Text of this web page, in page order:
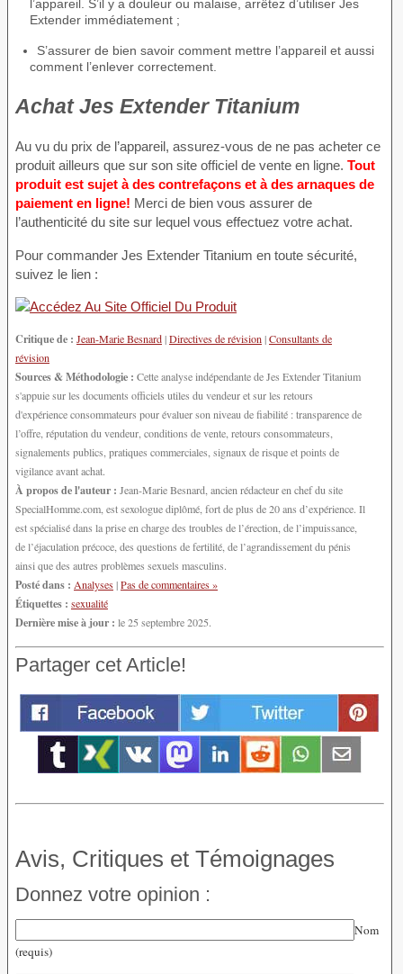
l’appareil. S’il y a douleur ou malaise, arrêtez d’utiliser Jes
Extender immédiatement ;
S’assurer de bien savoir comment mettre l’appareil et aussi
comment l’enlever correctement.
Achat Jes Extender Titanium
Au vu du prix de l’appareil, assurez-vous de ne pas acheter ce
produit ailleurs que sur son site officiel de vente en ligne. Tout
produit est sujet à des contrefaçons et à des arnaques de
paiement en ligne! Merci de bien vous assurer de
l’authenticité du site sur lequel vous effectuez votre achat.
Pour commander Jes Extender Titanium en toute sécurité,
suivez le lien :
Critique de : Jean-Marie Besnard|Directives de révision|Consultants de
révision
Sources & Méthodologie : Cette analyse indépendante de Jes Extender Titanium
s'appuie sur les documents officiels utiles du vendeur et sur les retours
d'expérience consommateurs pour évaluer son niveau de fiabilité : transparence de
l’offre, réputation du vendeur, conditions de vente, retours consommateurs,
signalements publics, pratiques commerciales, signaux de risque et points de
vigilance avant achat.
À propos de l'auteur : Jean-Marie Besnard, ancien rédacteur en chef du site
SpecialHomme.com, est sexologue diplômé, fort de plus de 20 ans d’expérience. Il
est spécialisé dans la prise en charge des troubles de l’érection, de l’impuissance,
de l’éjaculation précoce, des questions de fertilité, de l’agrandissement du pénis
ainsi que des autres problèmes sexuels masculins.
Posté dans : Analyses|Pas de commentaires »
Étiquettes : sexualité
Dernière mise à jour : le 25 septembre 2025.
Partager cet Article!
Avis, Critiques et Témoignages
Donnez votre opinion :
Nom
(requis)